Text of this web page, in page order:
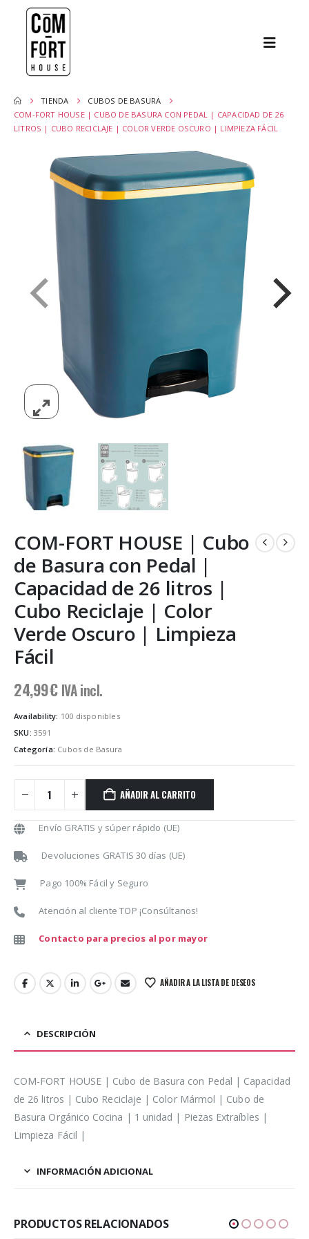
TIENDA
CUBOS DE BASURA
COM-FORT HOUSE | CUBO DE BASURA CON PEDAL | CAPACIDAD DE 26
LITROS | CUBO RECICLAJE | COLOR VERDE OSCURO | LIMPIEZA FÁCIL
COM-FORT HOUSE | Cubo
de Basura con Pedal |
Capacidad de 26 litros |
Cubo Reciclaje | Color
Verde Oscuro | Limpieza
Fácil
24,99€ IVA incl.
Availability: 100 disponibles
SKU: 3591
Categoría: Cubos de Basura
AÑADIR AL CARRITO
Envío GRATIS y súper rápido (UE)
Devoluciones GRATIS 30 días (UE)
Pago 100% Fácil y Seguro
Atención al cliente TOP ¡Consúltanos!
Contacto para precios al por mayor
AÑADIR A LA LISTA DE DESEOS
DESCRIPCIÓN
COM-FORT HOUSE | Cubo de Basura con Pedal | Capacidad
de 26 litros | Cubo Reciclaje | Color Mármol | Cubo de
Basura Orgánico Cocina | 1 unidad | Piezas Extraíbles |
Limpieza Fácil |
INFORMACIÓN ADICIONAL
PRODUCTOS RELACIONADOS